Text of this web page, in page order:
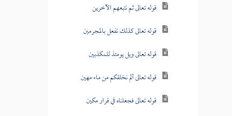
قوله تعالى ثم نتبعهم الآخرين
قوله تعالى كذلك نفعل بالمجرمين
قوله تعالى ويل يومئذ للمكذبين
قوله تعالى ألم نخلقكم من ماء مهين
قوله تعالى فجعلناه في قرار مكين